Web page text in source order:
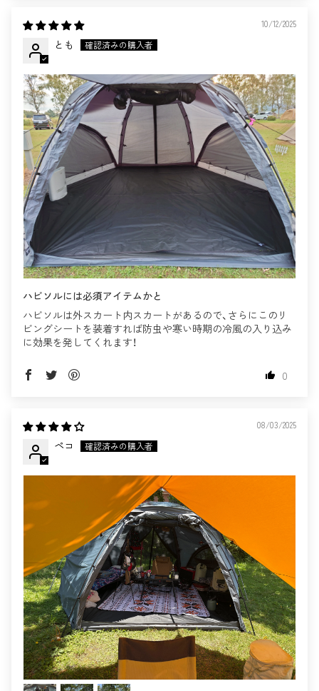
10/12/2025
とも
ハビソルには必須アイテムかと
ハビソルは外スカート内スカートがあるので、さらにこのリ
ビングシートを装着すれば防虫や寒い時期の冷風の入り込み
に効果を発してくれます！
0
08/03/2025
ペコ